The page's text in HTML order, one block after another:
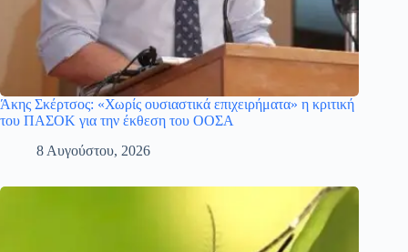
Άκης Σκέρτσος: «Χωρίς ουσιαστικά επιχειρήματα» η κριτική
του ΠΑΣΟΚ για την έκθεση του ΟΟΣΑ
8 Αυγούστου, 2026